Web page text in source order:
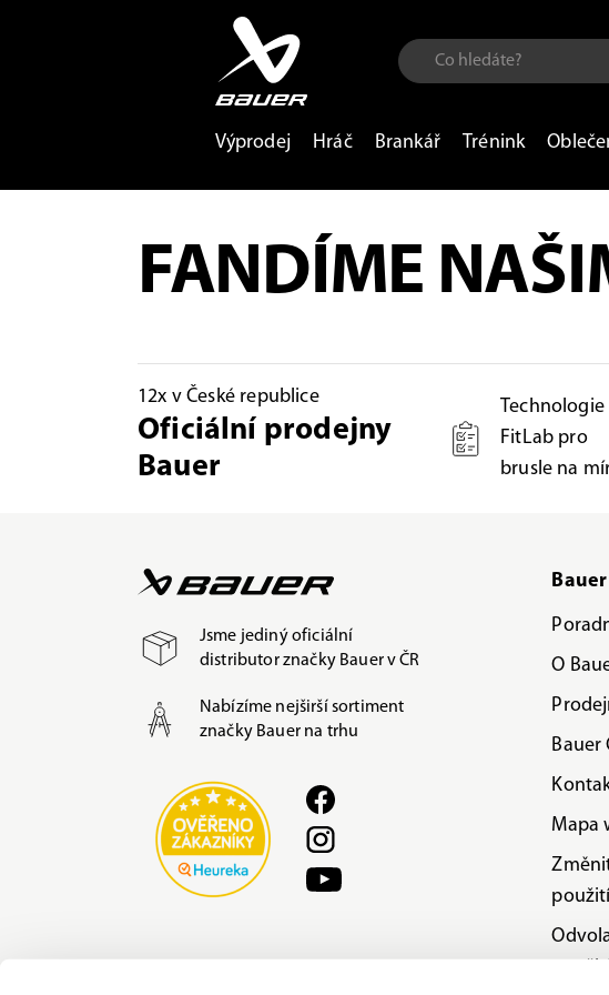
Výprodej Hráč Brankář Trénink
FANDÍME
12x v České republice
Oficiální prodejny
Bauer
Technologie
FitLab pro
brusle na
Jsme jediný oficiální
distributor značky Bauer v ČR
Nabízíme nejširší sortiment
značky Bauer na trhu
Bauer
O
Bauer
Mapa